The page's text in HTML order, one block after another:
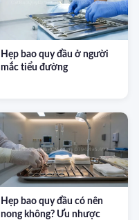
Hẹp bao quy đầu ở người
mắc tiểu đường
Hẹp bao quy đầu có nên
nong không? Ưu nhược